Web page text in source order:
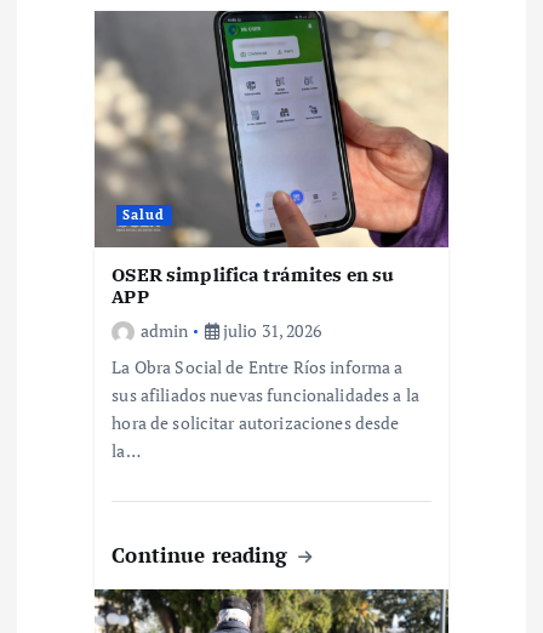
Salud
OSER simplifica trámites en su
APP
admin
julio 31, 2026
La Obra Social de Entre Ríos informa a
sus afiliados nuevas funcionalidades a la
hora de solicitar autorizaciones desde
la…
Continue reading